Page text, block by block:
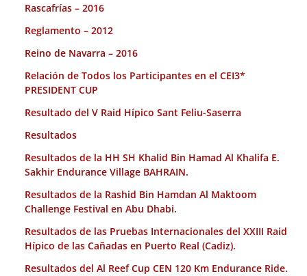
Rascafrías – 2016
Reglamento – 2012
Reino de Navarra – 2016
Relación de Todos los Participantes en el CEI3*
PRESIDENT CUP
Resultado del V Raid Hípico Sant Feliu-Saserra
Resultados
Resultados de la HH SH Khalid Bin Hamad Al Khalifa E.
Sakhir Endurance Village BAHRAIN.
Resultados de la Rashid Bin Hamdan Al Maktoom
Challenge Festival en Abu Dhabi.
Resultados de las Pruebas Internacionales del XXIII Raid
Hípico de las Cañadas en Puerto Real (Cadiz).
Resultados del Al Reef Cup CEN 120 Km Endurance Ride.